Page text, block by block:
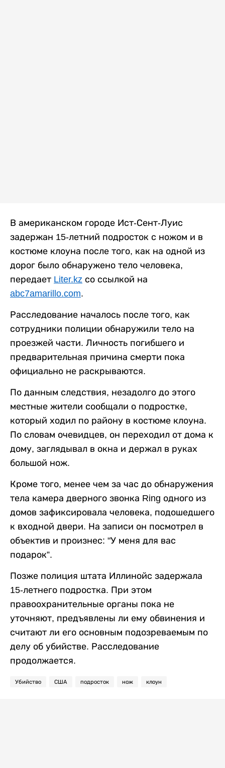
В американском городе Ист-Сент-Луис
задержан 15-летний подросток с ножом и в
костюме клоуна после того, как на одной из
дорог было обнаружено тело человека,
передает Liter.kz со ссылкой на
abc7amarillo.com.
Расследование началось после того, как
сотрудники полиции обнаружили тело на
проезжей части. Личность погибшего и
предварительная причина смерти пока
официально не раскрываются.
По данным следствия, незадолго до этого
местные жители сообщали о подростке,
который ходил по району в костюме клоуна.
По словам очевидцев, он переходил от дома к
дому, заглядывал в окна и держал в руках
большой нож.
Кроме того, менее чем за час до обнаружения
тела камера дверного звонка Ring одного из
домов зафиксировала человека, подошедшего
к входной двери. На записи он посмотрел в
объектив и произнес: "У меня для вас
подарок”.
Позже полиция штата Иллинойс задержала
15-летнего подростка. При этом
правоохранительные органы пока не
уточняют, предъявлены ли ему обвинения и
считают ли его основным подозреваемым по
делу об убийстве. Расследование
продолжается.
Убийство США подросток нож клоун